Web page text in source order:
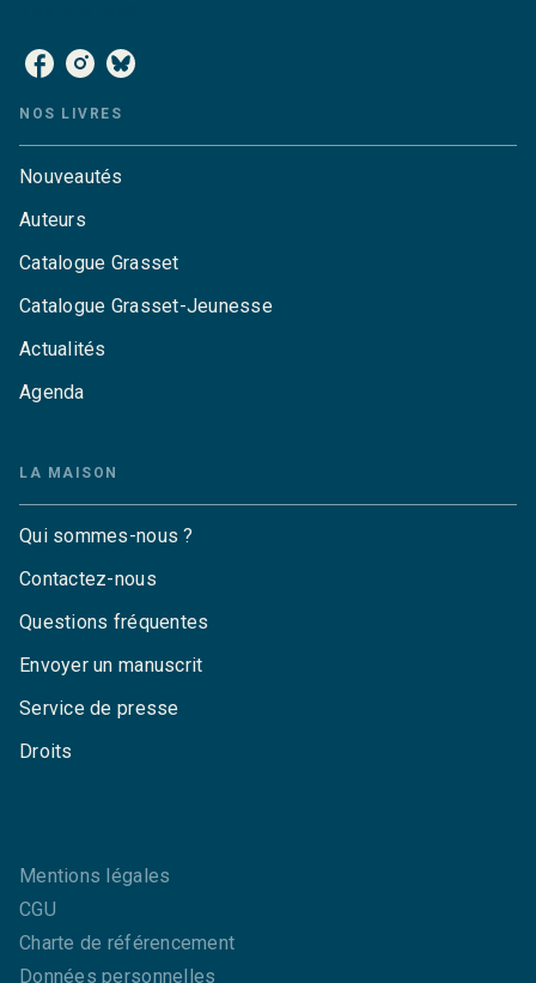
NOS LIVRES
Nouveautés
Auteurs
Catalogue Grasset
Catalogue Grasset-Jeunesse
Actualités
Agenda
LA MAISON
Qui sommes-nous ?
Contactez-nous
Questions fréquentes
Envoyer un manuscrit
Service de presse
Droits
Mentions légales
CGU
Charte de référencement
Données personnelles